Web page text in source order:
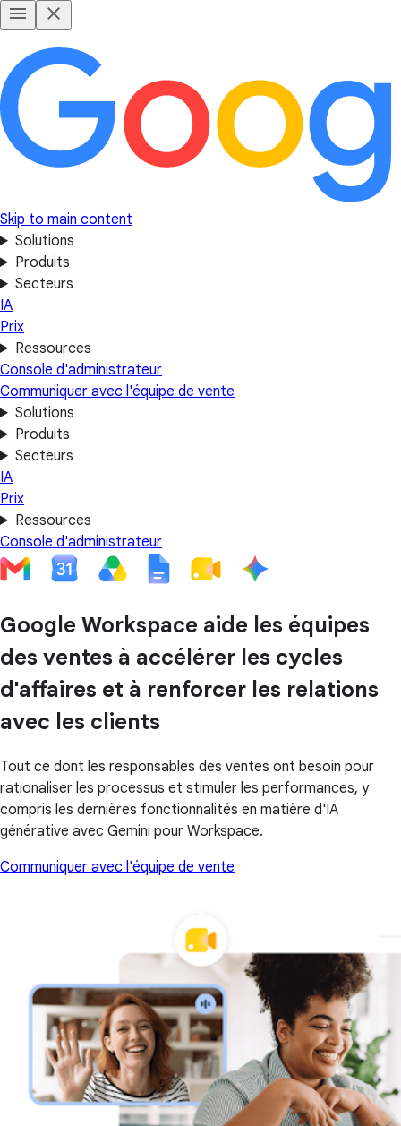
Skip to main content
Solutions
Produits
Secteurs
IA
Prix
Ressources
Console d'administrateur
Communiquer avec l'équipe de vente
Solutions
Produits
Secteurs
IA
Prix
Ressources
Console d'administrateur
Google Workspace aide les équipes
des ventes à accélérer les cycles
d'affaires et à renforcer les relations
avec les clients
Tout ce dont les responsables des ventes ont besoin pour
rationaliser les processus et stimuler les performances, y
compris les dernières fonctionnalités en matière d'IA
générative avec Gemini pour Workspace.
Communiquer avec l'équipe de vente